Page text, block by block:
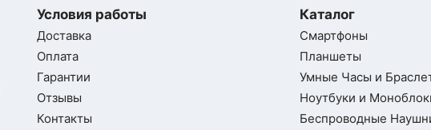
Условия работы
Доставка
Оплата
Гарантии
Отзывы
Контакты
Каталог
Смартфоны
Планшеты
Умные Часы и
Ноутбуки и
Беспроводные